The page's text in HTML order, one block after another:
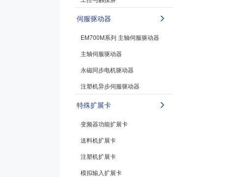
伺服驱动器
EM700M系列 主轴伺服驱动器
主轴伺服驱动器
永磁同步电机驱动器
注塑机异步伺服驱动器
特殊扩展卡
变频器功能扩展卡
送料机扩展卡
注塑机扩展卡
模拟输入扩展卡